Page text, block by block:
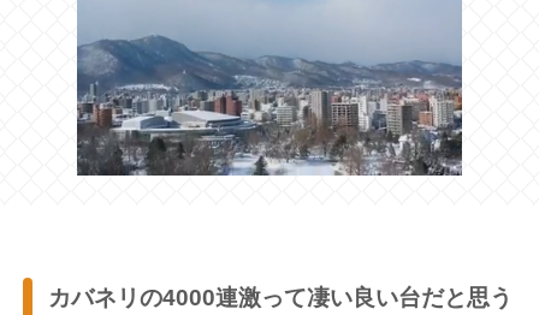
カバネリの4000連激って凄い良い台だと思う